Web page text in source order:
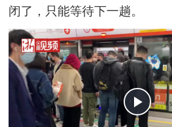
闭了，只能等待下一趟。